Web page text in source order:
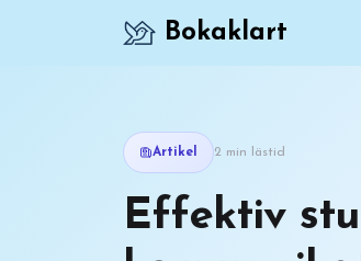
Bokaklart
Artikel 2 min lästid
Effektiv